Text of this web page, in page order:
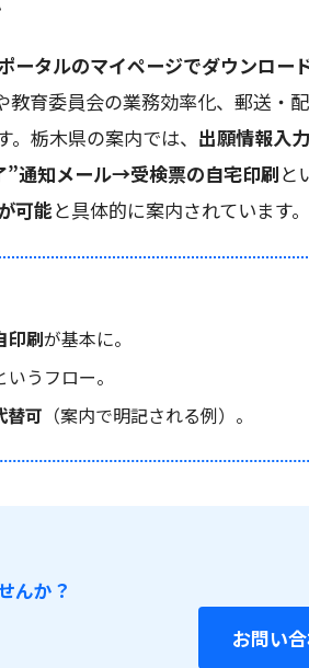
ータルのマイページでダウンロー
教育委員会の業務効率化、郵送・
栃木県の案内では、 出願情報入
通知メール→受検票の自宅印刷と
可能と具体的に案内されています。
印刷が基本に。
うフロー。
替可 （案内で明記される例）。
んか？
お問い